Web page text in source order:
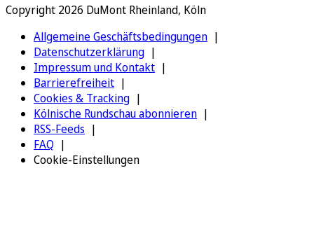
Copyright 2026 DuMont Rheinland, Köln
Allgemeine Geschäftsbedingungen
Datenschutzerklärung
Impressum und Kontakt
Barrierefreiheit
Cookies & Tracking
Kölnische Rundschau abonnieren
RSS-Feeds
FAQ
Cookie-Einstellungen